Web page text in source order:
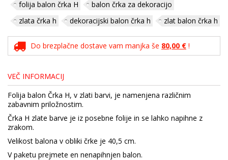
folija balon črka H
balon črka za dekoracijo
zlata črka h
dekoracijski balon črka h zlat balon črka h
Do brezplačne dostave vam manjka še 80,00 € !
VEČ INFORMACIJ
Folija balon Črka H, v zlati barvi, je namenjena različnim
zabavnim priložnostim.
Črka H zlate barve je iz posebne folije in se lahko napihne z
zrakom.
Velikost balona v obliki črke je 40,5 cm.
V paketu prejmete en nenapihnjen balon.